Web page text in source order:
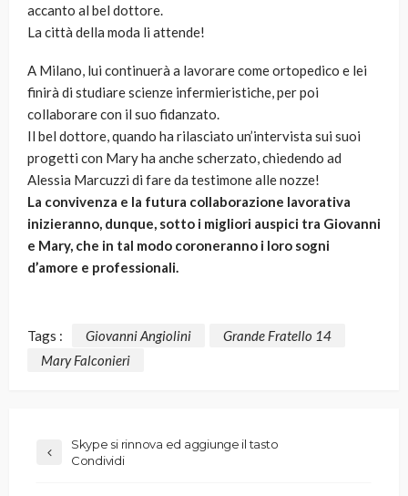
accanto al bel dottore.
La città della moda li attende!
A Milano, lui continuerà a lavorare come ortopedico e lei
finirà di studiare scienze infermieristiche, per poi
collaborare con il suo fidanzato.
Il bel dottore, quando ha rilasciato un’intervista sui suoi
progetti con Mary ha anche scherzato, chiedendo ad
Alessia Marcuzzi di fare da testimone alle nozze!
La convivenza e la futura collaborazione lavorativa
inizieranno, dunque, sotto i migliori auspici tra Giovanni
e Mary, che in tal modo coroneranno i loro sogni
d’amore e professionali.
Tags : Giovanni Angiolini
Grande Fratello 14
Mary Falconieri
Skype si rinnova ed aggiunge il tasto
Condividi